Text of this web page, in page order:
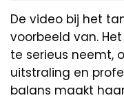
De video bij het
voorbeeld van.
te serieus neemt,
uitstraling en
balans maakt